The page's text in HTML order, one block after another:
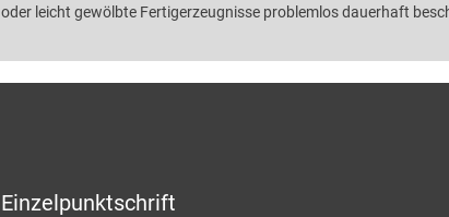
oder leicht gewölbte Fertigerzeugnisse problemlos dauerhaft
Einzelpunktschrift